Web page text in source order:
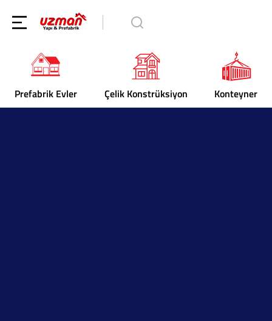
Prefabrik Evler Çelik Konstrüksiyon Konteyner